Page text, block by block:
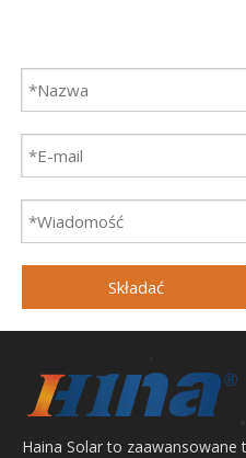
Składać
Haina Solar to zaawansowane